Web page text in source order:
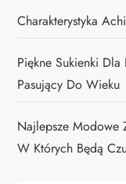
Charakterystyka
Piękne Sukienki
Pasujący Do Wieku
Najlepsze Modowe
W Których Będą